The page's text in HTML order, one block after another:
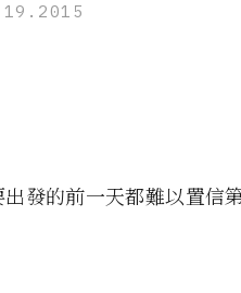
發的前一天都難以置信